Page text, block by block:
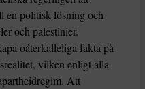
en politisk lösning och
och palestinier.
oåterkalleliga fakta på
vilken enligt alla
Att